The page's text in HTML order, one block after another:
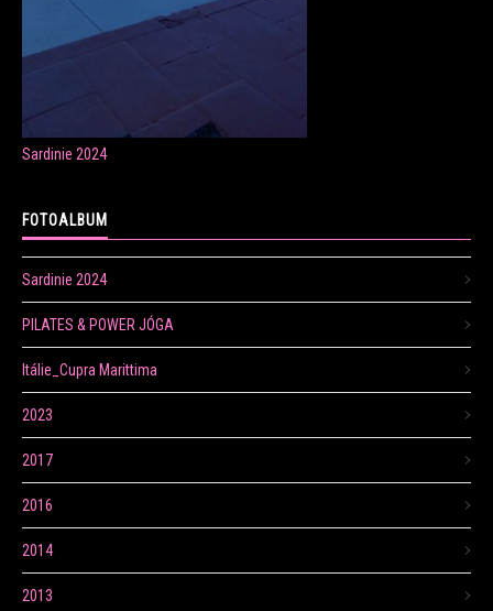
Sardinie 2024
FOTOALBUM
Sardinie 2024
PILATES & POWER JÓGA
Itálie_Cupra Marittima
2023
2017
2016
2014
2013